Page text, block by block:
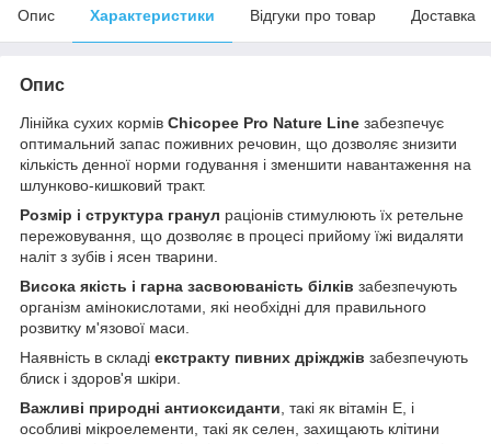
Опис Характеристики Відгуки про товар Доставка
Опис
Лінійка сухих кормів Chicopee Pro Nature Line забезпечує
оптимальний запас поживних речовин, що дозволяє знизити
кількість денної норми годування і зменшити навантаження на
шлунково-кишковий тракт.
Розмір і структура гранул раціонів стимулюють їх ретельне
пережовування, що дозволяє в процесі прийому їжі видаляти
наліт з зубів і ясен тварини.
Висока якість і гарна засвоюваність білків забезпечують
організм амінокислотами, які необхідні для правильного
розвитку м'язової маси.
Наявність в складі екстракту пивних дріжджів забезпечують
блиск і здоров'я шкіри.
Важливі природні антиоксиданти , такі як вітамін Е, і
особливі мікроелементи, такі як селен, захищають клітини